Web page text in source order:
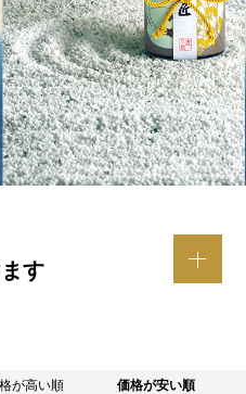
す
が高い順 価格が安い順